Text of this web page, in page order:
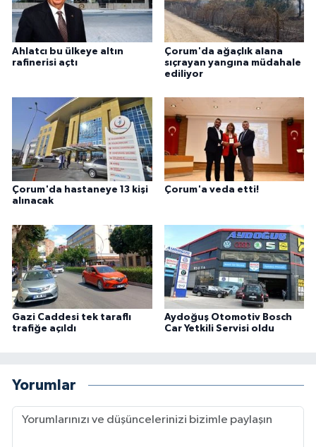
Ahlatcı bu ülkeye altın
rafinerisi açtı
Çorum'da ağaçlık alana
sıçrayan yangına müdahale
ediliyor
Çorum'da hastaneye 13 kişi
alınacak
Çorum'a veda etti!
Gazi Caddesi tek taraflı
trafiğe açıldı
Aydoğuş Otomotiv Bosch
Car Yetkili Servisi oldu
Yorumlar